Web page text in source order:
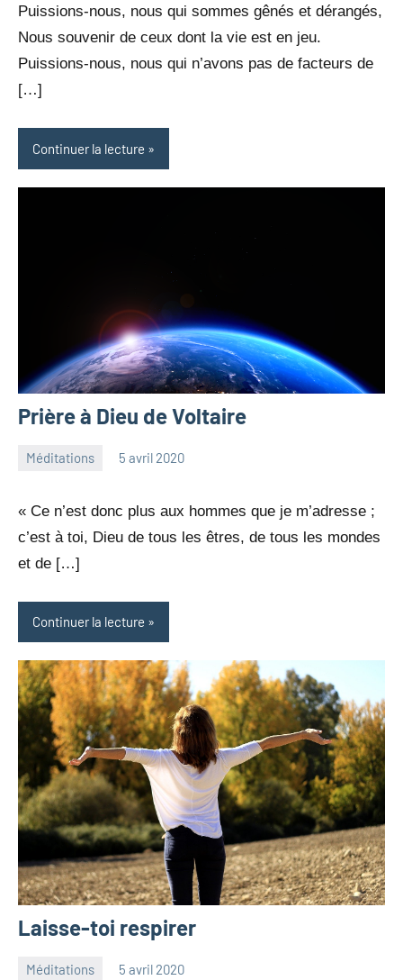
leresche
Puissions-nous, nous qui sommes gênés et dérangés,
Nous souvenir de ceux dont la vie est en jeu.
Puissions-nous, nous qui n’avons pas de facteurs de
[…]
Continuer la lecture
Prière à Dieu de Voltaire
Méditations 5 avril 2020
leresche
« Ce n’est donc plus aux hommes que je m’adresse ;
c’est à toi, Dieu de tous les êtres, de tous les mondes
et de […]
Continuer la lecture
Laisse-toi respirer
Méditations 5 avril 2020